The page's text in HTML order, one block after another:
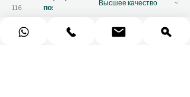
116
по: